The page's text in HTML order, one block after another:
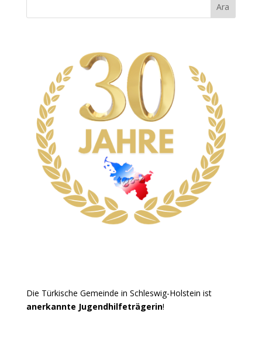
Ara
Die Türkische Gemeinde in Schleswig-Holstein ist
anerkannte Jugendhilfeträgerin!